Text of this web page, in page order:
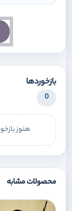
بازخوردها
0
هنوز
محصولات مشابه